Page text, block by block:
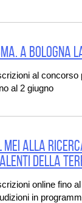
A Bologna
al concorso
al 2 giugno
Mei alla
della
online fino
in